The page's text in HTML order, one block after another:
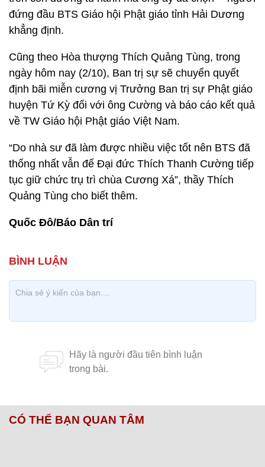
đứng đầu BTS Giáo hội Phật giáo tỉnh Hải Dương
khẳng định.
Cũng theo Hòa thượng Thích Quảng Tùng, trong
ngày hôm nay (2/10), Ban trị sự sẽ chuyển quyết
định bãi miễn cương vị Trưởng Ban trị sự Phật giáo
huyện Tứ Kỳ đối với ông Cường và báo cáo kết quả
về TW Giáo hội Phật giáo Việt Nam.
“Do nhà sư đã làm được nhiều việc tốt nên BTS đã
thống nhất vẫn để Đại đức Thích Thanh Cường tiếp
tục giữ chức trụ trì chùa Cương Xá”, thầy Thích
Quảng Tùng cho biết thêm.
Quốc Đô/Báo Dân trí
CÓ THỂ BẠN QUAN TÂM